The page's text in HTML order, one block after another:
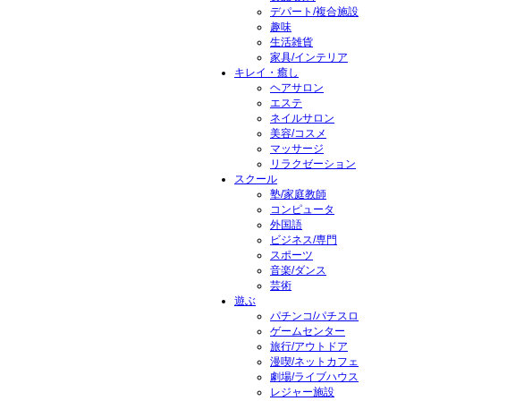
デパート/複合施設
趣味
生活雑貨
家具/インテリア
キレイ・癒し
ヘアサロン
エステ
ネイルサロン
美容/コスメ
マッサージ
リラクゼーション
スクール
塾/家庭教師
コンピュータ
外国語
ビジネス/専門
スポーツ
音楽/ダンス
芸術
遊ぶ
パチンコ/パチスロ
ゲームセンター
旅行/アウトドア
漫喫/ネットカフェ
劇場/ライブハウス
レジャー施設